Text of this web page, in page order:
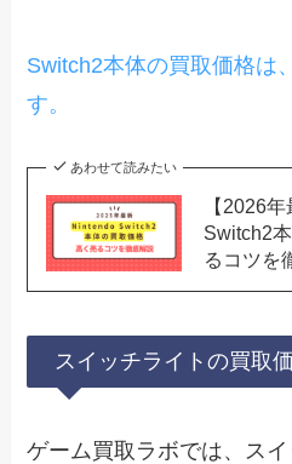
Switch2本体の買取価格は
す。
あわせて読みたい
【2026
Switch2
るコツを
スイッチライトの買取
ゲーム買取ラボでは、ス